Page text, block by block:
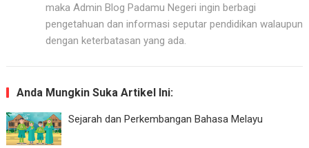
maka Admin Blog Padamu Negeri ingin berbagi
pengetahuan dan informasi seputar pendidikan walaupun
dengan keterbatasan yang ada.
Anda Mungkin Suka Artikel Ini:
Sejarah dan Perkembangan Bahasa Melayu